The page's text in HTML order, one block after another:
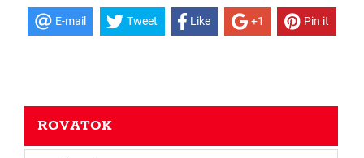
E-mail Tweet Like +1 Pin it
ROVATOK